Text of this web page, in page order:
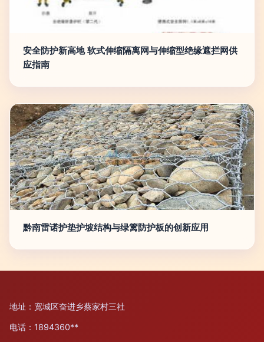
安全防护新高地 软式伸缩隔离网与伸缩型绝缘遮拦网供
应指南
黔南雷诺护垫护坡结构与绿篱防护板的创新应用
地址：宽城区奋进乡蔡家村三社
电话：1894360**